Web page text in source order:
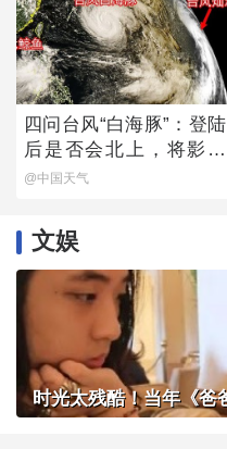
四问台风“白海豚”：登陆
后是否会北上，将影响
哪些地方？
@中国天气
文娱